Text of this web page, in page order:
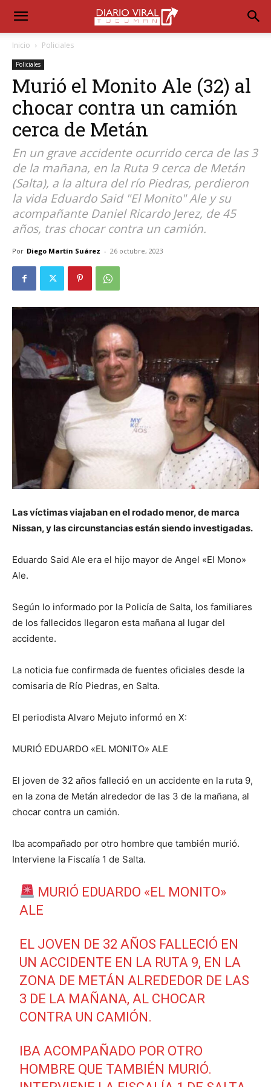
Inicio Policiales
Policiales
Murió el Monito Ale (32) al
chocar contra un camión
cerca de Metán
En un grave accidente ocurrido cerca de las 3
de la mañana, en la Ruta 9 cerca de Metán
(Salta), a la altura del río Piedras, perdieron
la vida Eduardo Said "El Monito" Ale y su
acompañante Daniel Ricardo Jerez, de 45
años, tras chocar contra un camión.
Por Diego Martín Suárez - 26 octubre, 2023
Las víctimas viajaban en el rodado menor, de marca
Nissan, y las circunstancias están siendo investigadas.
Eduardo Said Ale era el hijo mayor de Angel «El Mono»
Ale.
Según lo informado por la Policía de Salta, los familiares
de los fallecidos llegaron esta mañana al lugar del
accidente.
La noticia fue confirmada de fuentes oficiales desde la
comisaria de Río Piedras, en Salta.
El periodista Alvaro Mejuto informó en X:
MURIÓ EDUARDO «EL MONITO» ALE
El joven de 32 años falleció en un accidente en la ruta 9,
en la zona de Metán alrededor de las 3 de la mañana, al
chocar contra un camión.
Iba acompañado por otro hombre que también murió.
Interviene la Fiscalía 1 de Salta.
MURIÓ EDUARDO «EL MONITO»
ALE
EL JOVEN DE 32 AÑOS FALLECIÓ EN
UN ACCIDENTE EN LA RUTA 9, EN LA
ZONA DE METÁN ALREDEDOR DE LAS
3 DE LA MAÑANA, AL CHOCAR
CONTRA UN CAMIÓN.
IBA ACOMPAÑADO POR OTRO
HOMBRE QUE TAMBIÉN MURIÓ.